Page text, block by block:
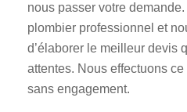
nous passer votre
plombier professionnel et
d’élaborer le meilleur devis
attentes. Nous effectuons
sans engagement.